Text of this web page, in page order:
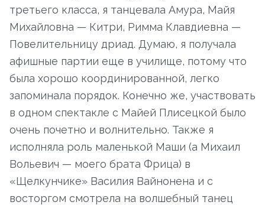
третьего класса, я танцевала Амура, Майя
Михайловна — Китри, Римма Клавдиевна —
Повелительницу дриад. Думаю, я получала
афишные партии еще в училище, потому что
была хорошо координированной, легко
запоминала порядок. Конечно же, участвовать
в одном спектакле с Майей Плисецкой было
очень почетно и волнительно. Также я
исполняла роль маленькой Маши (а Михаил
Вольевич — моего брата Фрица) в
«Щелкунчике» Василия Вайнонена и с
восторгом смотрела на волшебный танец